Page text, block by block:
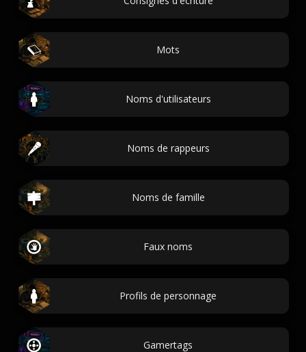
Mots
Noms d'utilisateurs
Noms de rappeurs
Noms de famille
Faux noms
Profils de personnage
Gamertags